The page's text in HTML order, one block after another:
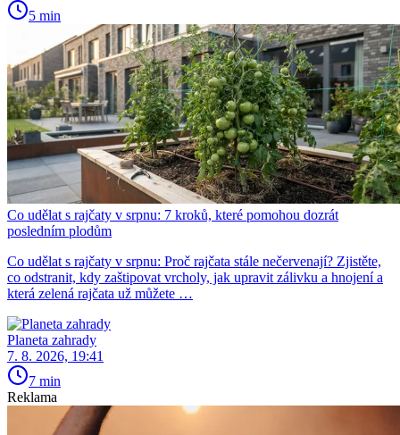
5 min
Co udělat s rajčaty v srpnu: 7 kroků, které pomohou dozrát
posledním plodům
Co udělat s rajčaty v srpnu: Proč rajčata stále nečervenají? Zjistěte,
co odstranit, kdy zaštipovat vrcholy, jak upravit zálivku a hnojení a
která zelená rajčata už můžete …
Planeta zahrady
7. 8. 2026, 19:41
7 min
Reklama